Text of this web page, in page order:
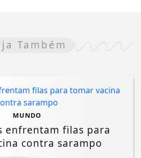
Também
MUNDO
enfrentam filas para
contra sarampo